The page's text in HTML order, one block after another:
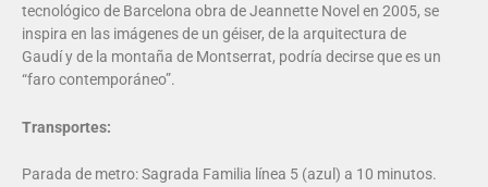
tecnológico de Barcelona obra de Jeannette Novel en 2005, se
inspira en las imágenes de un géiser, de la arquitectura de
Gaudí y de la montaña de Montserrat, podría decirse que es un
“faro contemporáneo”.
Transportes:
Parada de metro: Sagrada Familia línea 5 (azul) a 10 minutos.